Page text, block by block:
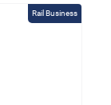
Rail Business